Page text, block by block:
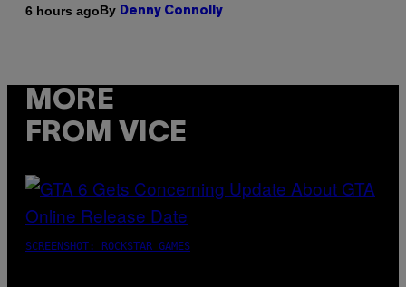
6 hours agoBy Denny Connolly
MORE
FROM VICE
SCREENSHOT: ROCKSTAR GAMES